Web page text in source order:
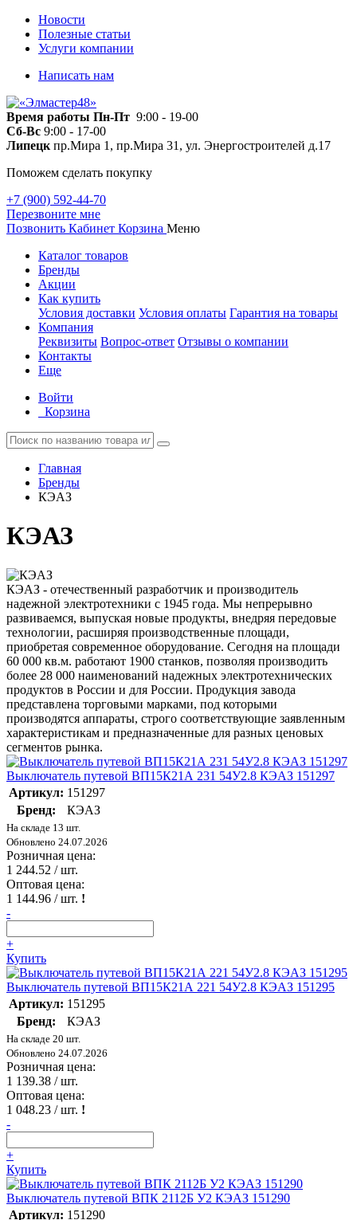
Новости
Полезные статьи
Услуги компании
Написать нам
Время работы Пн-Пт 9:00 - 19-00
Сб-Вс 9:00 - 17-00
Липецк пр.Мира 1, пр.Мира 31, ул. Энергостроителей д.17
Поможем сделать покупку
+7 (900) 592-44-70
Перезвоните мне
Позвонить Кабинет Корзина Меню
Каталог товаров
Бренды
Акции
Как купить
Условия доставки Условия оплаты Гарантия на товары
Компания
Реквизиты Вопрос-ответ Отзывы о компании
Контакты
Еще
Войти
Корзина
Главная
Бренды
КЭАЗ
КЭАЗ
КЭАЗ - отечественный разработчик и производитель
надежной электротехники с 1945 года. Мы непрерывно
развиваемся, выпуская новые продукты, внедряя передовые
технологии, расширяя производственные площади,
приобретая современное оборудование. Сегодня на площади
60 000 кв.м. работают 1900 станков, позволяя производить
более 28 000 наименований надежных электротехнических
продуктов в России и для России. Продукция завода
представлена торговыми марками, под которыми
производятся аппараты, строго соответствующие заявленным
характеристикам и предназначенные для разных ценовых
сегментов рынка.
Выключатель путевой ВП15К21А 231 54У2.8 КЭАЗ 151297
Артикул: 151297
Бренд:
КЭАЗ
На складе 13 шт.
Обновлено 24.07.2026
Розничная цена:
1 244.52 / шт.
Оптовая цена:
1 144.96 / шт. !
-
+
Купить
Выключатель путевой ВП15К21А 221 54У2.8 КЭАЗ 151295
Артикул: 151295
Бренд:
КЭАЗ
На складе 20 шт.
Обновлено 24.07.2026
Розничная цена:
1 139.38 / шт.
Оптовая цена:
1 048.23 / шт. !
-
+
Купить
Выключатель путевой ВПК 2112Б У2 КЭАЗ 151290
Артикул: 151290